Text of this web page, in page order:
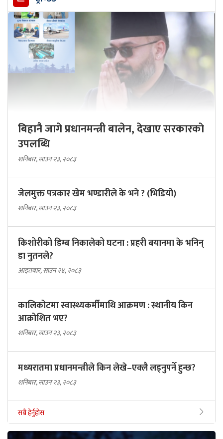
बिहानै जागे प्रधानमन्त्री बालेन, देखाए सरकारकाे
उपलब्धि
शनिबार, साउन २३, २०८३
जेलमुक्त पत्रकार खेम भण्डारीले के भने ? (भिडियो)
शनिबार, साउन २३, २०८३
किशोरीको डिम्ब निकालेको घटना : प्रहरी बयानमा के भनिन्
डा नुतनले?
आइतबार, साउन २४, २०८३
कालिकोटमा स्वास्थ्यकर्मीमाथि आक्रमण : स्थानीय किन
आक्रोशित भए?
शनिबार, साउन २३, २०८३
मध्यरातमा प्रधानमन्त्रीले किन लेखे–एक्लै लड्नुपर्ने हुन्छ?
शनिबार, साउन २३, २०८३
सबै हेर्नुहोस